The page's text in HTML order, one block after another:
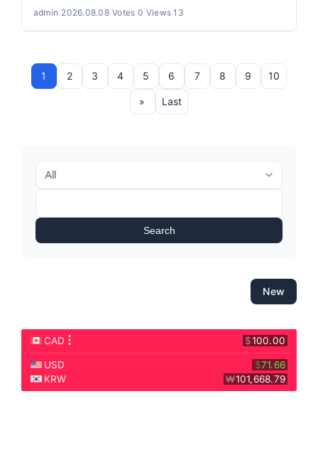
admin 2026.08.08|Votes 0 |Views 13
1 2 3 4 5 6 7 8 9 10
» Last
Search
New